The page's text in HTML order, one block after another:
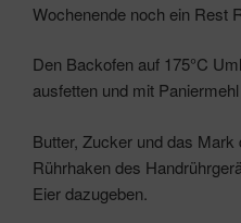
Wochenende noch ein Rest
Den Backofen auf 175°C
ausfetten und mit
Butter, Zucker und das Mark
Rührhaken des
Eier dazugeben.